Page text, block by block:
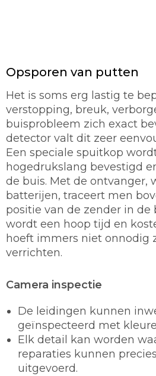
Opsporen van putten
Het is soms erg lastig te
verstopping, breuk,
buisprobleem zich exact
detector valt dit zeer
Een speciale spuitkop
hogedrukslang bevestigd
de buis. Met de ontvanger,
batterijen, traceert men
positie van de zender in de
wordt een hoop tijd en
hoeft immers niet onnodig
verrichten.
Camera inspectie
De leidingen kunnen
geïnspecteerd met
Elk detail kan worden
reparaties kunnen
uitgevoerd.